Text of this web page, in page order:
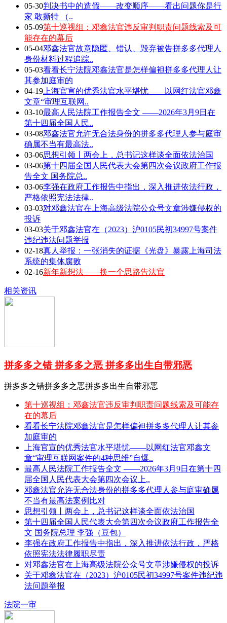
05-30判决书中的造假——改变顺序——看出问题你是行
家 敢撕特 （..
05-09第十巡视组：邓鑫法官违反审判职责问题线索及可
能存在的幕后
05-04邓鑫法官故意隐匿、错认、毁弃被告拼多多代理人
身份材料过程追踪..
05-03看看长宁法院邓鑫法官是怎样偏袒拼多多代理人让
其参加庭审的
04-19 上海官宣的优秀法官水平堪忧——以网红法官邓鑫
文章“审理互联网..
03-10最高人民法院工作报告全文 ——2026年3月9日在
第十四届全国人民..
03-08邓鑫法官允许无合法身份的拼多多代理人参与庭审
确属不当有最高法..
03-06思想引领丨两会上，总书记这样谈全面依法治国
03-06第十四届全国人民代表大会第四次会议政府工作报
告全文 国务院总..
03-06李强在政府工作报告中指出，深入推进依法行政，
严格依照宪法法律..
03-03对邓鑫法官在上海高级法院公众号文章涉嫌侵权的
投诉
03-03关于邓鑫法官在（2023）沪0105民初34997号案件
违纪违法问题举报
02-18真人举报：一张消失的证据《光盘》暴露上海司法
系统的集体腐败
02-16新年新想法——换一个思路告法官
相关资讯
拼多多之错 拼多多之恶 拼多多出生自带邪恶
拼多多之错拼多多之恶拼多多出生自带邪恶
第十巡视组：邓鑫法官违反审判职责问题线索及可能存
在的幕后
看看长宁法院邓鑫法官是怎样偏袒拼多多代理人让其参
加庭审的
上海官宣的优秀法官水平堪忧——以网红法官邓鑫文
章“审理互联网案件的4种思维”自爆..
最高人民法院工作报告全文 ——2026年3月9日在第十四
届全国人民代表大会第四次会议上..
邓鑫法官允许无合法身份的拼多多代理人参与庭审确属
不当有最高法案例比对
思想引领丨两会上，总书记这样谈全面依法治国
第十四届全国人民代表大会第四次会议政府工作报告全
文 国务院总理 李强（豆包）
李强在政府工作报告中指出，深入推进依法行政，严格
依照宪法法律履职尽责
对邓鑫法官在上海高级法院公众号文章涉嫌侵权的投诉
关于邓鑫法官在（2023）沪0105民初34997号案件违纪违
法问题举报
法院一审